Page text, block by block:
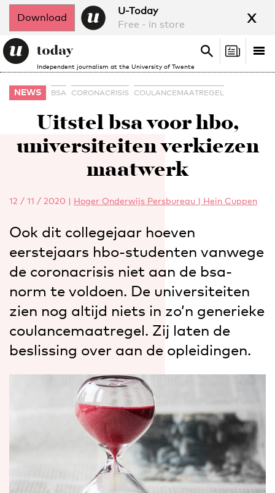
Download
U-Today
Free - in store
x
Independent journalism at the University of Twente
Search
Search
NEWS BSA CORONACRISIS COULANCEMAATREGEL
Uitstel bsa voor hbo,
universiteiten verkiezen
maatwerk
12 / 11 / 2020 | Hoger Onderwijs Persbureau | Hein Cuppen
Ook dit collegejaar hoeven
eerstejaars hbo-studenten vanwege
de coronacrisis niet aan de bsa-
norm te voldoen. De universiteiten
zien nog altijd niets in zo’n generieke
coulancemaatregel. Zij laten de
beslissing over aan de opleidingen.